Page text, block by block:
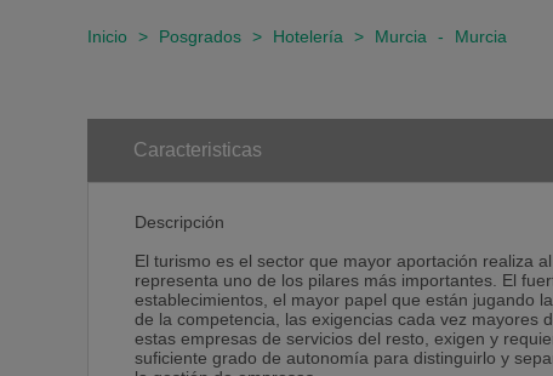
Inicio > Posgrados > Hotelería > Murcia - Murcia
Caracteristicas
Descripción
El turismo es el sector que mayor aportación realiza
representa uno de los pilares más importantes. El
establecimientos, el mayor papel que están jugando
de la competencia, las exigencias cada vez mayores
estas empresas de servicios del resto, exigen y
suficiente grado de autonomía para distinguirlo y